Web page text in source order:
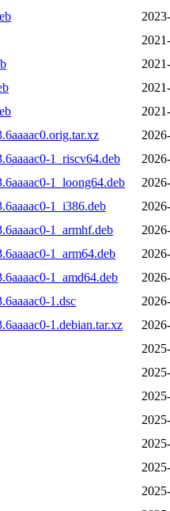
1_riscv64.deb
1_loong64.deb
1_i386.deb
1_armhf.deb
1_arm64.deb
1_amd64.deb
1.dsc
1.debian.tar.xz